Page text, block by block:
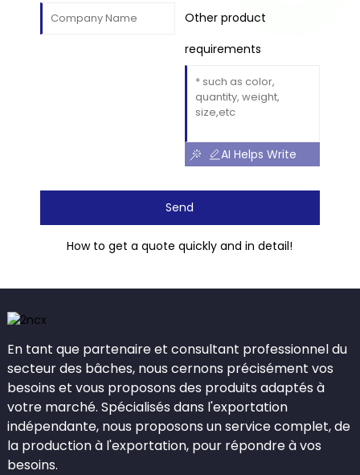
Other product
requirements
AI Helps Write
Send
How to get a quote quickly and in detail!
En tant que partenaire et consultant professionnel du
secteur des bâches, nous cernons précisément vos
besoins et vous proposons des produits adaptés à
votre marché. Spécialisés dans l'exportation
indépendante, nous proposons un service complet, de
la production à l'exportation, pour répondre à vos
besoins.